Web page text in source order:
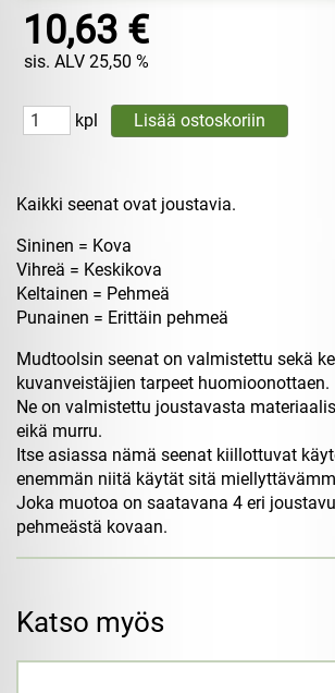
10,63 €
sis. ALV 25,50 %
kpl
Kaikki seenat ovat joustavia.
Sininen = Kova
Vihreä = Keskikova
Keltainen = Pehmeä
Punainen = Erittäin pehmeä
Mudtoolsin seenat on valmistettu sekä
kuvanveistäjien tarpeet huomioonottaen.
Ne on valmistettu joustavasta
eikä murru.
Itse asiassa nämä seenat kiillottuvat
enemmän niitä käytät sitä
Joka muotoa on saatavana 4 eri
pehmeästä kovaan.
Katso myös